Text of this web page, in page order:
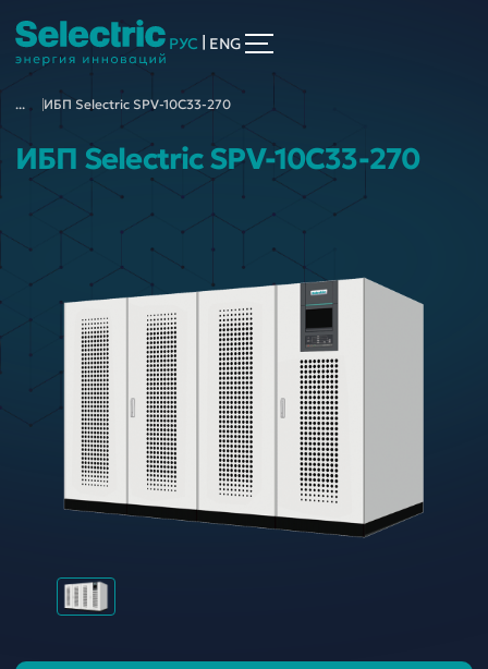
РУС ENG
... ИБП Selectric SPV-10C33-270
ИБП Selectric SPV-10C33-270